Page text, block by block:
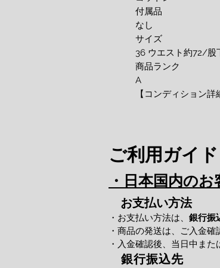
付属品
なし
サイズ
36 ウエスト約72/
商品ランク
A
【コンディション詳
ご利用ガイ
・日本国内のお
お支払い方法
・お支払い方法は、 銀行振
・商品の発送は、ご入金確
・入金確認後、当日中ま
銀行振込先